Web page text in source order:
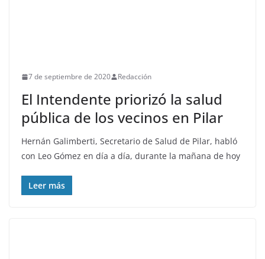
7 de septiembre de 2020 Redacción
El Intendente priorizó la salud
pública de los vecinos en Pilar
Hernán Galimberti, Secretario de Salud de Pilar, habló
con Leo Gómez en día a día, durante la mañana de hoy
Leer más